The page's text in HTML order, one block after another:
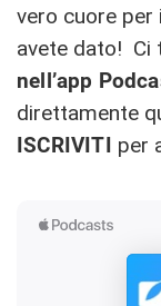
vero cuore per
avete dato! Ci
nell’app
direttamente
ISCRIVITI per